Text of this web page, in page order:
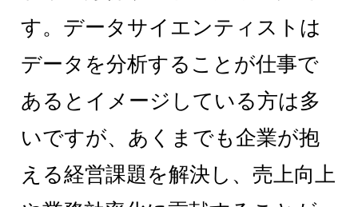
す。データサイエンティストは
データを分析することが仕事で
あるとイメージしている方は多
いですが、あくまでも企業が抱
える経営課題を解決し、売上向上